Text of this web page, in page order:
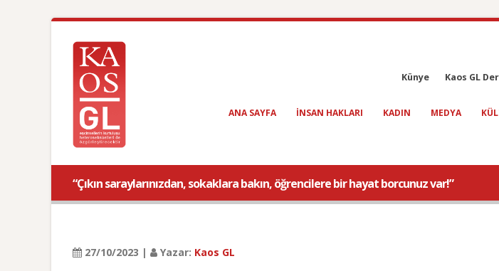
Künye Kaos GL
ANA SAYFA INSAN HAKLARI KADIN MEDYA
“Çıkın saraylarınızdan, sokaklara bakın, öğrencilere bir hayat borcunuz var!”
27/10/2023 | Yazar: Kaos GL